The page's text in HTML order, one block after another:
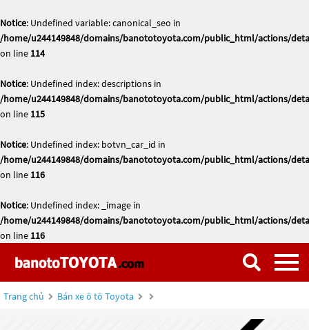
Notice: Undefined variable: canonical_seo in
/home/u244149848/domains/banototoyota.com/public_html/actions/
on line 114
Notice: Undefined index: descriptions in
/home/u244149848/domains/banototoyota.com/public_html/actions/
on line 115
Notice: Undefined index: botvn_car_id in
/home/u244149848/domains/banototoyota.com/public_html/actions/
on line 116
Notice: Undefined index: _image in
/home/u244149848/domains/banototoyota.com/public_html/actions/
on line 116
Trang chủ Bán xe ô tô Toyota